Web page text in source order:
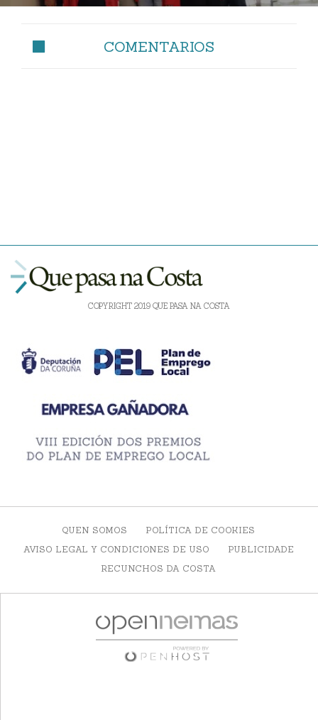
COMENTARIOS
COPYRIGHT 2019 QUE PASA NA COSTA
QUEN SOMOS
POLÍTICA DE COOKIES
AVISO LEGAL Y CONDICIONES DE USO
PUBLICIDADE
RECUNCHOS DA COSTA